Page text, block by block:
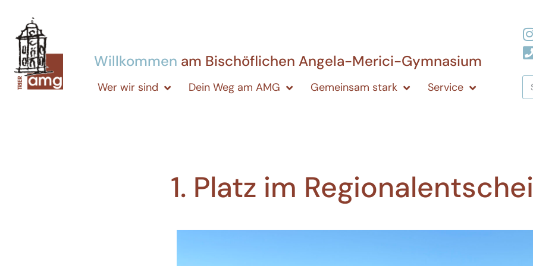
Willkommen am Bischöflichen Angela-Merici-Gymnasium
Wer wir sind Dein Weg am AMG Gemeinsam stark Service
1. Platz im